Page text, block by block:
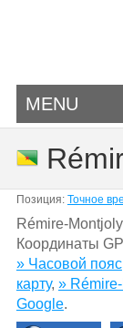
MENU
Позиция: Точное
Rémire-
Координаты
» Часовой пояс
карту, »
Google.